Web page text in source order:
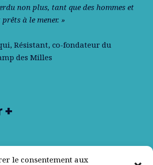
le consentement aux
non plus, tant que des hommes et
à le mener. »
, Résistant, co-fondateur du
des Milles
+